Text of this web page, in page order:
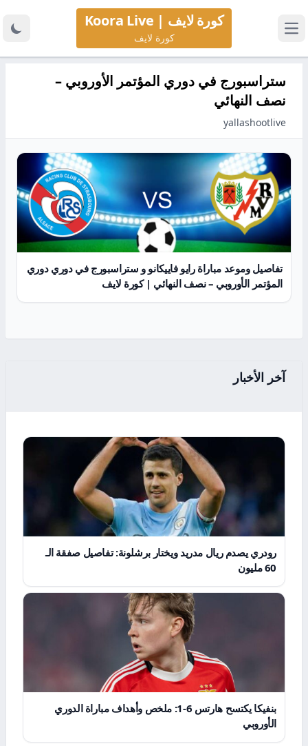
كورة لايف | Koora Live
كورة لايف
ستراسبورج في دوري المؤتمر الأوروبي –
نصف النهائي
yallashootlive
تفاصيل وموعد مباراة رايو فاييكانو و ستراسبورج في دوري دوري
المؤتمر الأوروبي – نصف النهائي | كورة لايف
آخر الأخبار
رودري يصدم ريال مدريد ويختار برشلونة: تفاصيل صفقة الـ
60 مليون
بنفيكا يكتسح هارتس 6-1: ملخص وأهداف مباراة الدوري
الأوروبي